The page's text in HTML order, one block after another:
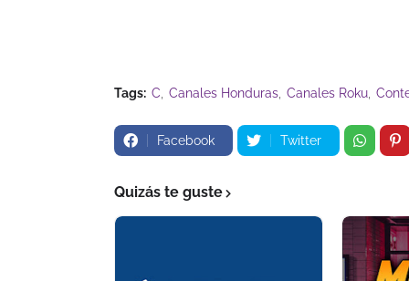
Tags: C Canales Honduras Canales Roku
Facebook Twitter
Quizás te guste